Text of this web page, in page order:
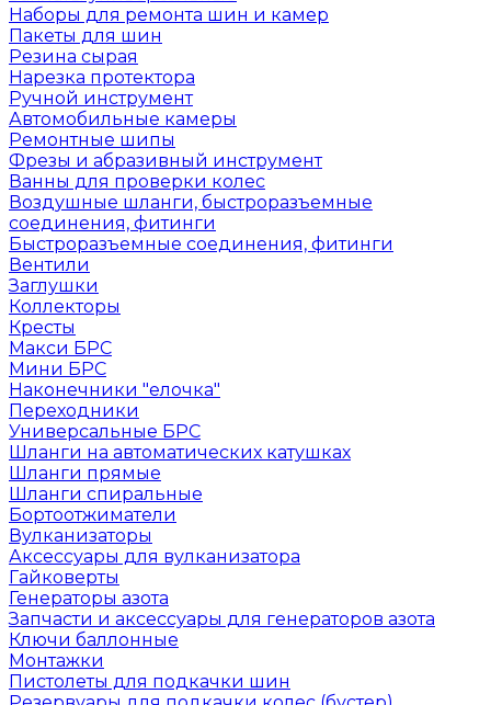
Наборы для ремонта шин и камер
Пакеты для шин
Резина сырая
Нарезка протектора
Ручной инструмент
Автомобильные камеры
Ремонтные шипы
Фрезы и абразивный инструмент
Ванны для проверки колес
Воздушные шланги, быстроразъемные
соединения, фитинги
Быстроразъемные соединения, фитинги
Вентили
Заглушки
Коллекторы
Кресты
Макси БРС
Мини БРС
Наконечники "елочка"
Переходники
Универсальные БРС
Шланги на автоматических катушках
Шланги прямые
Шланги спиральные
Бортоотжиматели
Вулканизаторы
Аксессуары для вулканизатора
Гайковерты
Генераторы азота
Запчасти и аксессуары для генераторов азота
Ключи баллонные
Монтажки
Пистолеты для подкачки шин